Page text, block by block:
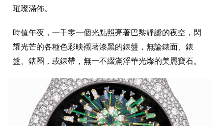
璀璨滿佈。
時值午夜，一千零一個光點照亮著巴黎靜謐的夜空，閃
耀光芒的各種色彩映襯著漆黑的錶盤，無論錶面、錶
盤、錶圈，或錶帶，無一不綴滿浮華光燦的美麗寶石。